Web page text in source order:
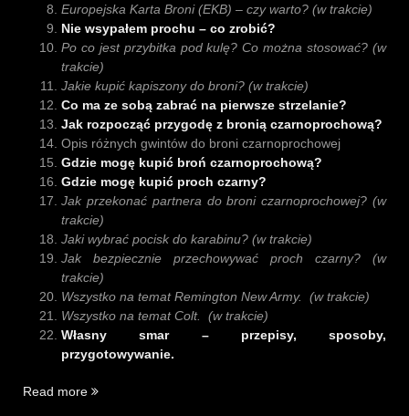
Europejska Karta Broni (EKB) – czy warto? (w trakcie)
Nie wsypałem prochu – co zrobić?
Po co jest przybitka pod kulę? Co można stosować? (w
trakcie)
Jakie kupić kapiszony do broni? (w trakcie)
Co ma ze sobą zabrać na pierwsze strzelanie?
Jak rozpocząć przygodę z bronią czarnoprochową?
Opis różnych gwintów do broni czarnoprochowej
Gdzie mogę kupić broń czarnoprochową?
Gdzie mogę kupić proch czarny?
Jak przekonać partnera do broni czarnoprochowej? (w
trakcie)
Jaki wybrać pocisk do karabinu? (w trakcie)
Jak bezpiecznie przechowywać proch czarny? (w
trakcie)
Wszystko na temat Remington New Army. (w trakcie)
Wszystko na temat Colt. (w trakcie)
Własny smar – przepisy, sposoby,
przygotowywanie.
Read more „Zestaw